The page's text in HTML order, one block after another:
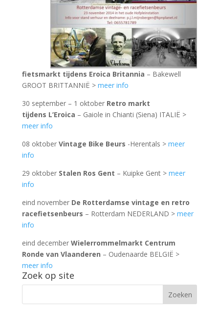
fietsmarkt tijdens Eroica Britannia – Bakewell
GROOT BRITTANNIË > meer info
30 september – 1 oktober Retro markt
tijdens L’Eroica – Gaiole in Chianti (Siena) ITALIË >
meer info
08 oktober Vintage Bike Beurs -Herentals > meer
info
29 oktober Stalen Ros Gent – Kuipke Gent > meer
info
eind november De Rotterdamse vintage en retro
racefietsenbeurs – Rotterdam NEDERLAND > meer
info
eind december Wielerrommelmarkt Centrum
Ronde van Vlaanderen – Oudenaarde BELGIË >
meer info
Zoek op site